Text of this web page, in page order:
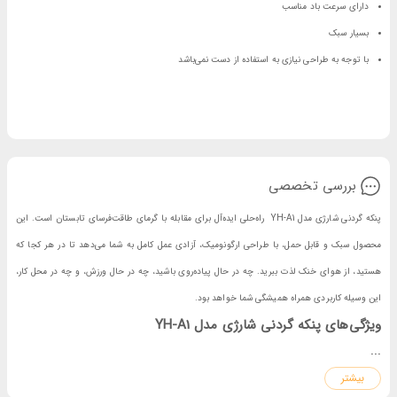
دارای سرعت باد مناسب
بسیار سبک
با توجه به طراحی نیازی به استفاده از دست نمی‌باشد
بررسی تخصصی
پنکه گردنی شارژی مدل YH-A1 راه‌حلی ایده‌آل برای مقابله با گرمای طاقت‌فرسای تابستان است. این
محصول سبک و قابل حمل، با طراحی ارگونومیک، آزادی عمل کامل به شما می‌دهد تا در هر کجا که
هستید، از هوای خنک لذت ببرید. چه در حال پیاده‌روی باشید، چه در حال ورزش، و چه در محل کار،
این وسیله کاربردی همراه همیشگی شما خواهد بود.
ویژگی‌های پنکه گردنی شارژی مدل YH-A1
سبک و قابل حمل: این محصول با وزن کم ، به راحتی قابل حمل بوده و می‌توانید آن را در کیف یا
کوله‌پشتی خود قرار دهید.
...
بیشتر